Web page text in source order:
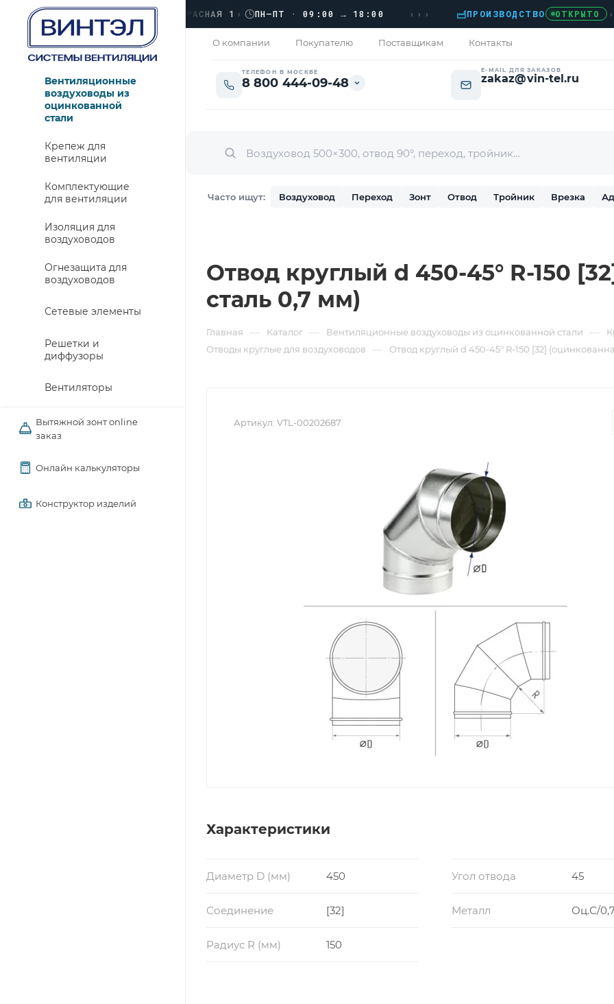
ОТКРЫТО › ЛЮБЕРЦЫ, УЛ. КРАСНАЯ 1› ПН–ПТ · 09:00 → 18:00 ››› ПРОИЗВОДСТВО ОТКРЫТО ›
О компании Покупателю Поставщикам Контакты
ТЕЛЕФОН В МОСКВЕ
8 800 444-09-48
E-MAIL ДЛЯ ЗАКАЗОВ
zakaz@vin-tel.ru
Часто ищут: Воздуховод Переход Зонт Отвод Тройник Врезка
Вентиляционные
воздуховоды из
оцинкованной
стали
Крепеж для
вентиляции
Комплектующие
для вентиляции
Изоляция для
воздуховодов
Огнезащита для
воздуховодов
Сетевые элементы
Решетки и
диффузоры
Вентиляторы
Вытяжной зонт online
заказ
Онлайн калькуляторы
Конструктор изделий
Отвод круглый d 450-45° R-150
сталь 0,7 мм)
Главная — Каталог — Вентиляционные воздуховоды из оцинкованной стали —
Отводы круглые для воздуховодов
— Отвод круглый d 450-45° R-150 [32]
Артикул: VTL-00202687
Характеристики
Диаметр D (мм) 450 Угол отвода 45
Соединение [32] Металл Оц.С/
Радиус R (мм) 150